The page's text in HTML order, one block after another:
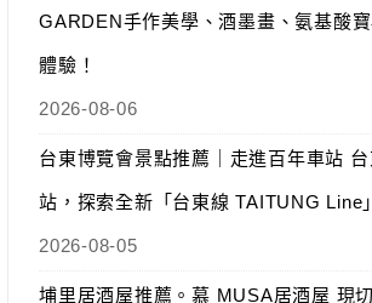
GARDEN手作美學、酒墨畫、氨基酸
體驗！
2026-08-06
台東博覽會景點推薦｜走進百年車站 台
站，探索全新「台東線 TAITUNG Line
2026-08-05
埔里居酒屋推薦。慕 MUSA居酒屋 現